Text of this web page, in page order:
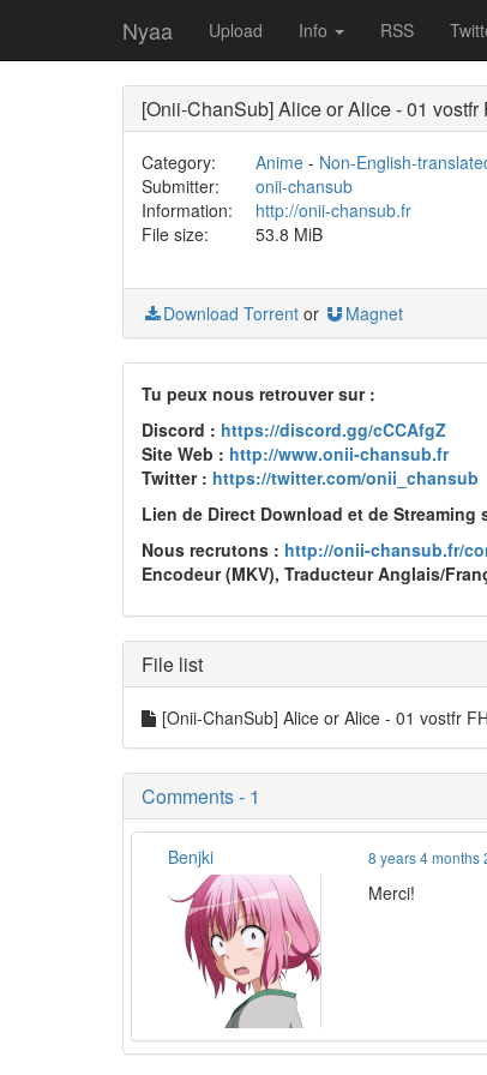
Nyaa Upload Info RSS
[Onii-ChanSub] Alice or Alice - 01
Category: Anime- Non-English-
Submitter:
onii-chansub
Information:
http://onii-chansub.fr
File size:
53.8 MiB
Download Torrent or Magnet
Tu peux nous retrouver sur :
Discord : https://discord.gg/cCCAfgZ
Site Web : http://www.onii-chansub.fr
Twitter : https://twitter.com/onii_chansub
Lien de Direct Download et de Streaming
Nous recrutons : http://onii-chansub.fr/
Encodeur (MKV), Traducteur Anglais/
File list
[Onii-ChanSub] Alice or Alice - 01 vostfr
Comments - 1
Benjki 8 years 4 months
Merci!